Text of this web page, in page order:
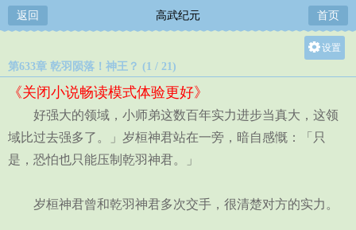
返回 高武纪元 首页
设置
中
小
第633章 乾羽陨落！神王？ (1 / 21)
《关闭小说畅读模式体验更好》
好强大的领域，小师弟这数百年实力进步当真大，这领
域比过去强多了。」岁桓神君站在一旁，暗自感慨：「只
是，恐怕也只能压制乾羽神君。」
岁桓神君曾和乾羽神君多次交手，很清楚对方的实力。